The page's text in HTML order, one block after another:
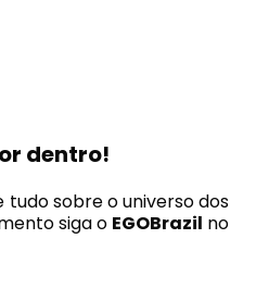
dentro!
sobre o universo dos
siga o EGOBrazil no